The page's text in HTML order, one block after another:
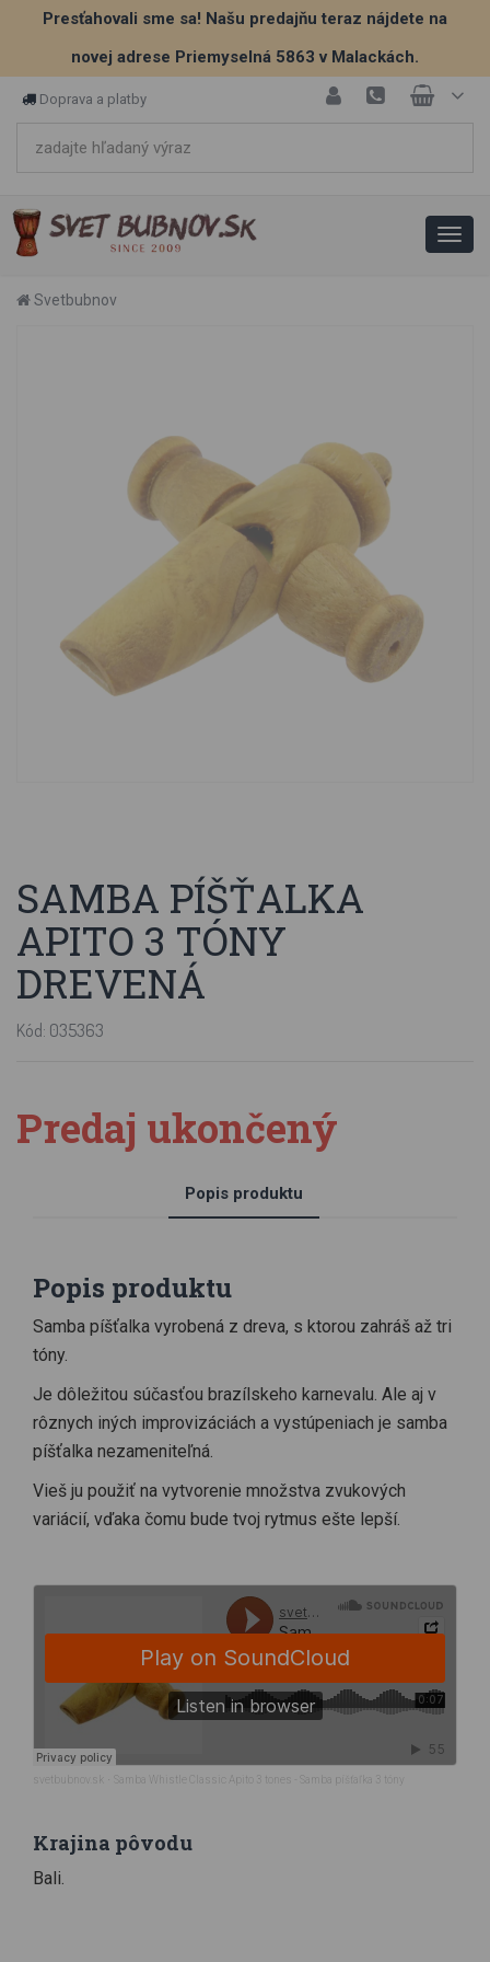
Presťahovali sme sa! Našu predajňu teraz nájdete na
novej adrese Priemyselná 5863 v Malackách.
Doprava a platby
Svetbubnov
SAMBA PÍŠŤALKA
APITO 3 TÓNY
DREVENÁ
Kód: 035363
Predaj ukončený
Popis produktu
Popis produktu
Samba píšťalka vyrobená z dreva, s ktorou zahráš až tri
tóny.
Je dôležitou súčasťou brazílskeho karnevalu. Ale aj v
rôznych iných improvizáciách a vystúpeniach je samba
píšťalka nezameniteľná.
Vieš ju použiť na vytvorenie množstva zvukových
variácií, vďaka čomu bude tvoj rytmus ešte lepší.
svetbubnov.sk · Samba Whistle Classic Apito 3 tones - Samba píšťaľka 3 tóny
Krajina pôvodu
Bali.